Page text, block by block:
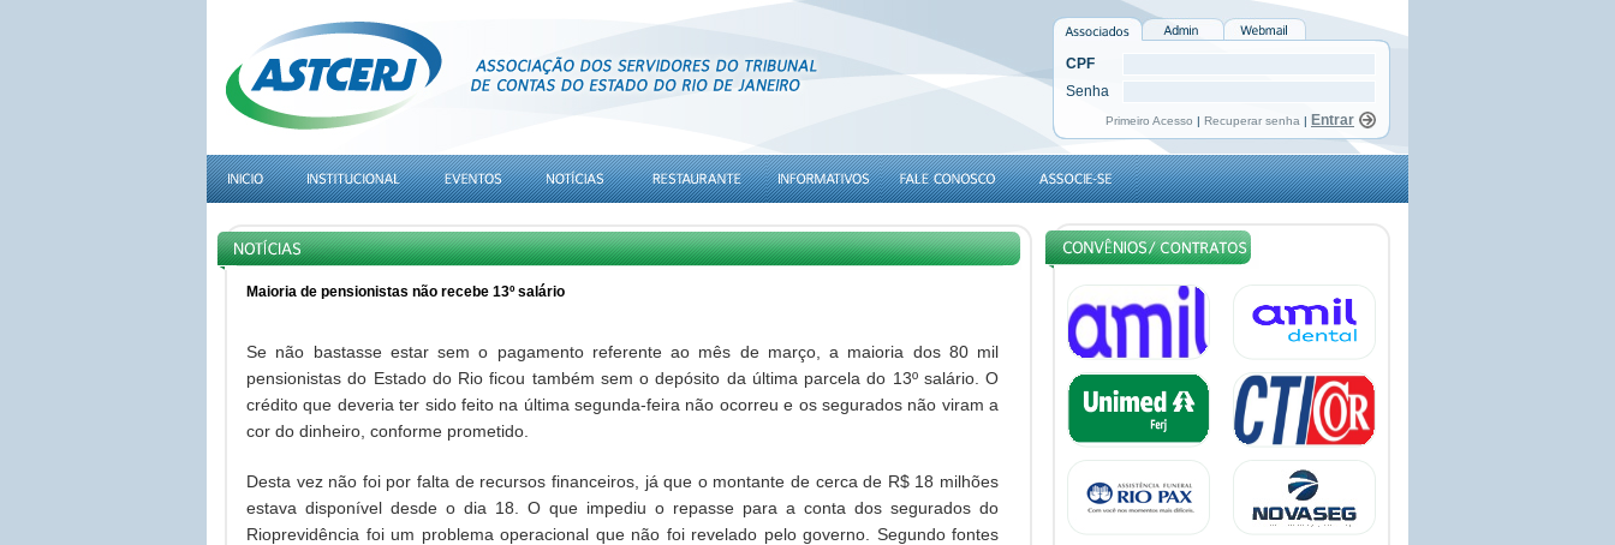
CPF
Senha
Primeiro Acesso | Recuperar senha |
Maioria de pensionistas não recebe 13º salário
Se não bastasse estar sem o pagamento referente ao mês de março, a maioria dos 80 mil
pensionistas do Estado do Rio ficou também sem o depósito da última parcela do 13º salário. O
crédito que deveria ter sido feito na última segunda-feira não ocorreu e os segurados não viram a
cor do dinheiro, conforme prometido.
Desta vez não foi por falta de recursos financeiros, já que o montante de cerca de R$ 18 milhões
estava disponível desde o dia 18. O que impediu o repasse para a conta dos segurados do
Rioprevidência foi um problema operacional que não foi revelado pelo governo. Segundo fontes